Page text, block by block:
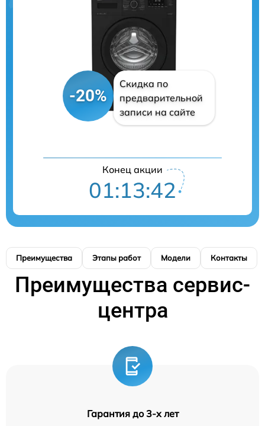
-20%
Скидка по
предварительной
записи на сайте
Конец акции
01:13:41
Преимущества Этапы работ Модели Контакты
Преимущества сервис-
центра
Гарантия до 3-х лет